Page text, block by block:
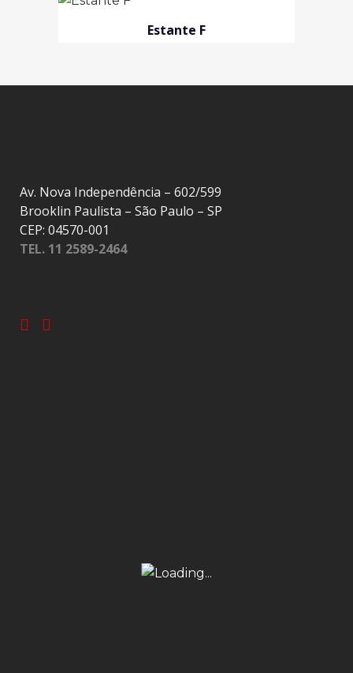
Estante F
Av. Nova Independência – 602/599
Brooklin Paulista – São Paulo – SP
CEP: 04570-001
TEL. 11 2589-2464